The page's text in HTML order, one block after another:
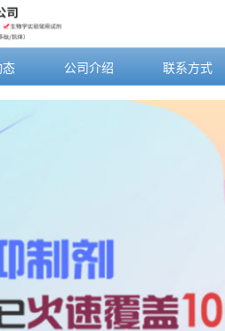
态 公司介绍 联系方式